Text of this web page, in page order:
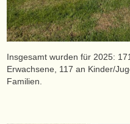
Insgesamt wurden für 2025:
Erwachsene, 117 an Kinder/
Familien.